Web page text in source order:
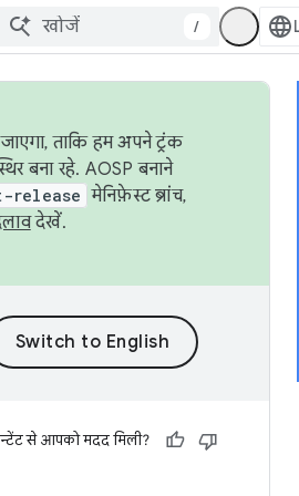
/
ताकि हम अपने ट्रंक
बना रहे. AOSP बनाने
release मेनिफ़ेस्ट ब्रांच,
देखें.
से आपको मदद मिली?